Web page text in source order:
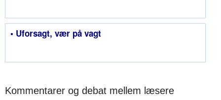
• Uforsagt, vær på vagt
Kommentarer og debat mellem læsere